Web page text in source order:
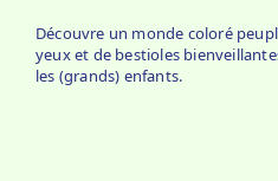
Découvre un monde coloré
yeux et de bestioles
les (grands) enfants.